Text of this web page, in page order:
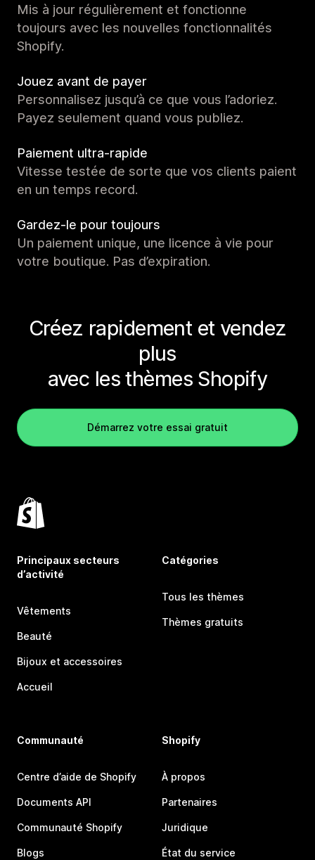
Mis à jour régulièrement et fonctionne
toujours avec les nouvelles fonctionnalités
Shopify.
Jouez avant de payer
Personnalisez jusqu’à ce que vous l’adoriez.
Payez seulement quand vous publiez.
Paiement ultra-rapide
Vitesse testée de sorte que vos clients paient
en un temps record.
Gardez-le pour toujours
Un paiement unique, une licence à vie pour
votre boutique. Pas d’expiration.
Créez rapidement et vendez
plus
avec les thèmes Shopify
Démarrez votre essai gratuit
Principaux secteurs
d’activité
Vêtements
Beauté
Bijoux et accessoires
Accueil
Catégories
Tous les thèmes
Thèmes gratuits
Communauté
Centre d’aide de Shopify
Documents API
Communauté Shopify
Blogs
Shopify
À propos
Partenaires
Juridique
État du service